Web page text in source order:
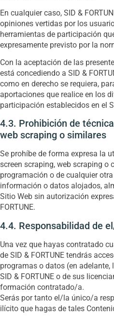
En cualquier caso, SID &
opiniones vertidas por los
herramientas de participación
expresamente previsto por la
Con la aceptación de las
está concediendo a SID &
como en derecho se requiera,
aportaciones que realice en los
participación establecidos en el
4.3. Prohibición de
web scraping o similares
Se prohíbe de forma expresa la
screen scraping, web scraping o
programación o de cualquier
información o datos alojados,
Sitio Web sin autorización
FORTUNE.
4.4. Responsabilidad de
Una vez que hayas contratado
de SID & FORTUNE tendrás
programas o datos (en
SID & FORTUNE o de sus
formación contratado/a.
Serás por tanto el/la único/a
ilícito que hagas de tales